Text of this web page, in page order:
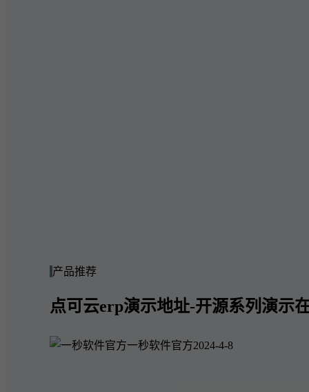
产品推荐
点可云erp演示地址-开源系列演示
一秒软件官方2024-4-8